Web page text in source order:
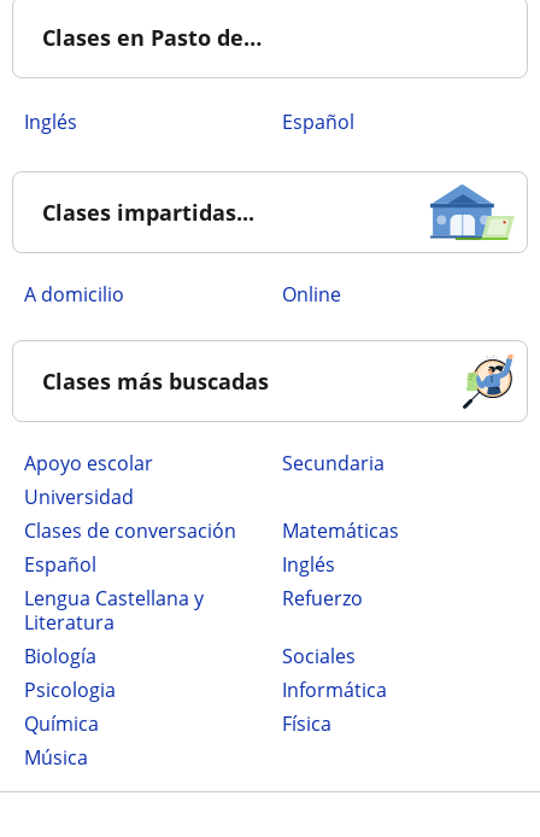
Clases en Pasto de…
Inglés Español
Clases impartidas...
a domicilio online
Clases más buscadas
Apoyo escolar
secundaria
Universidad
Clases de conversación
Matemáticas
Español
Inglés
Lengua Castellana y
Literatura
Refuerzo
Biología
Sociales
Psicologia
Informática
Química
Física
Música